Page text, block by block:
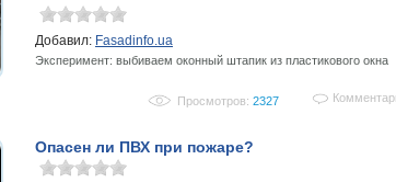
Добавил: Fasadinfo.ua
Эксперимент: выбиваем оконный штапик из пластикового окна
Просмотров: 2327
Опасен ли ПВХ при пожаре?